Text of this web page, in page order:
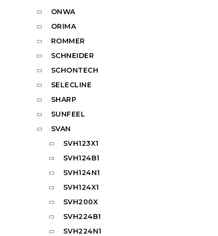
ONWA
ORIMA
ROMMER
SCHNEIDER
SCHONTECH
SELECLINE
SHARP
SUNFEEL
SVAN
SVH123X1
SVH124B1
SVH124N1
SVH124X1
SVH200X
SVH224B1
SVH224N1